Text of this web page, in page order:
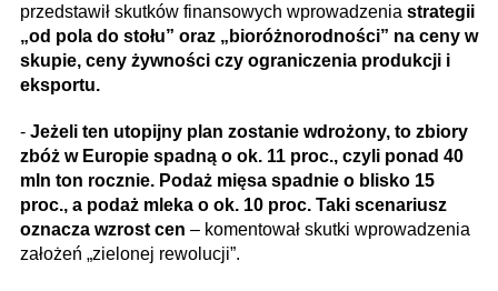
przedstawił skutków finansowych wprowadzenia strategii
„od pola do stołu” oraz „bioróżnorodności” na ceny w
skupie, ceny żywności czy ograniczenia produkcji i
eksportu.
- Jeżeli ten utopijny plan zostanie wdrożony, to zbiory
zbóż w Europie spadną o ok. 11 proc., czyli ponad 40
mln ton rocznie. Podaż mięsa spadnie o blisko 15
proc., a podaż mleka o ok. 10 proc. Taki scenariusz
oznacza wzrost cen – komentował skutki wprowadzenia
założeń „zielonej rewolucji”.